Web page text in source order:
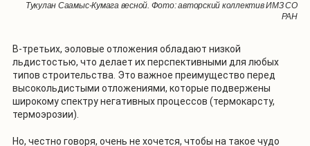
Тукулан Саамыс-Кумага весной. Фото: авторский коллектив ИМЗ СО
РАН
В-третьих, эоловые отложения обладают низкой
льдистостью, что делает их перспективными для любых
типов строительства. Это важное преимущество перед
высокольдистыми отложениями, которые подвержены
широкому спектру негативных процессов (термокарсту,
термоэрозии).
Но, честно говоря, очень не хочется, чтобы на такое чудо